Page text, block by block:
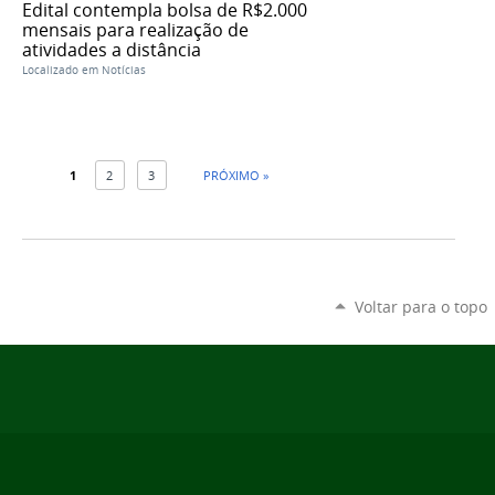
Edital contempla bolsa de R$2.000
mensais para realização de
atividades a distância
Localizado em Notícias
1 2 3 PRÓXIMO »
Voltar para o topo